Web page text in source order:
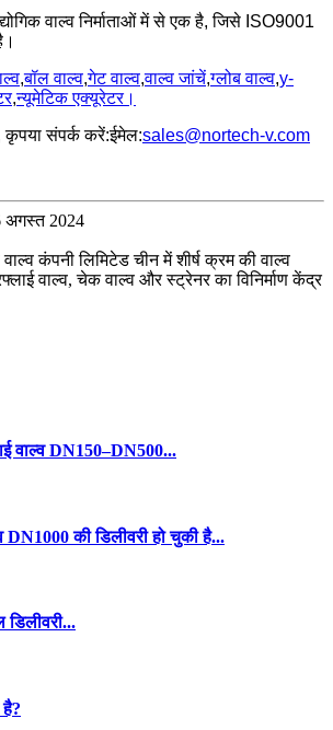
वाल्व निर्माताओं में से एक है, जिसे ISO9001
,बॉल वाल्व,गेट वाल्व,वाल्व जांचें,ग्लोब वाल्व,y-
,न्यूमेटिक एक्यूरेटर।
कृपया संपर्क करें:ईमेल:sales@nortech-v.com
अगस्त 2024
कंपनी लिमिटेड चीन में शीर्ष क्रम की वाल्व
वाल्व, चेक वाल्व और स्ट्रेनर का विनिर्माण केंद्र
वाल्व DN150–DN500...
DN1000 की डिलीवरी हो चुकी है...